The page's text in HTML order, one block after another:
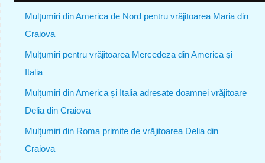
Mulţumiri din America de Nord pentru vrăjitoarea Maria din
Craiova
Mulțumiri pentru vrăjitoarea Mercedeza din America și
Italia
Mulțumiri din America și Italia adresate doamnei vrăjitoare
Delia din Craiova
Mulţumiri din Roma primite de vrăjitoarea Delia din
Craiova